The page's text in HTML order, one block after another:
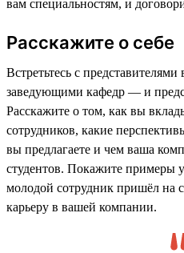
вам специальностям, и
Расскажите о себе
Встретьтесь с
заведующими кафедр — и
Расскажите о том, как вы
сотрудников, какие
вы предлагаете и чем ваша
студентов. Покажите примеры
молодой сотрудник пришёл на
карьеру в вашей компании.